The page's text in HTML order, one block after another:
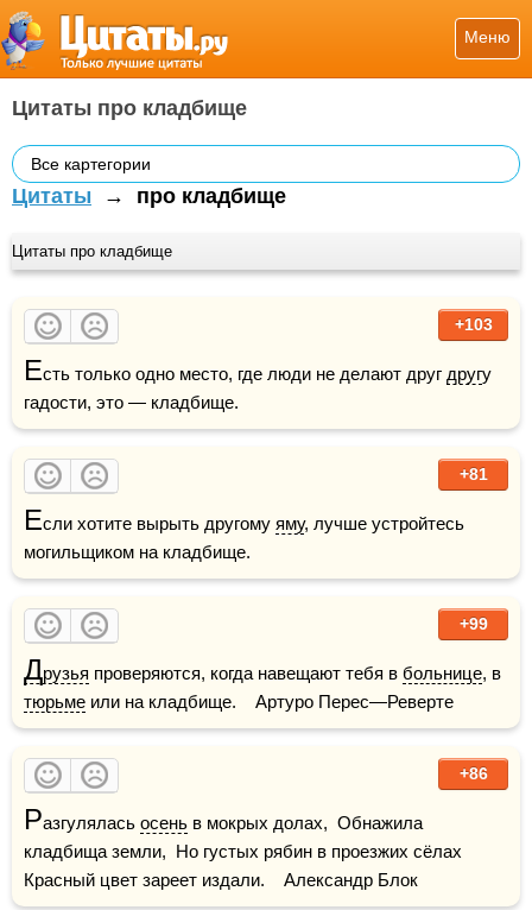
Меню
Цитаты про кладбище
Все картегории
Цитаты → про кладбище
Цитаты про кладбище
+103
Есть только одно место, где люди не делают друг другу
гадости, это — кладбище.
+81
Если хотите вырыть другому яму, лучше устройтесь
могильщиком на кладбище.
+99
Друзья проверяются, когда навещают тебя в больнице
тюрьме или на кладбище.    Артуро Перес—Реверте
+86
Разгулялась осень в мокрых долах,  Обнажила
кладбища земли,  Но густых рябин в проезжих сёлах
Красный цвет зареет издали.    Александр Блок